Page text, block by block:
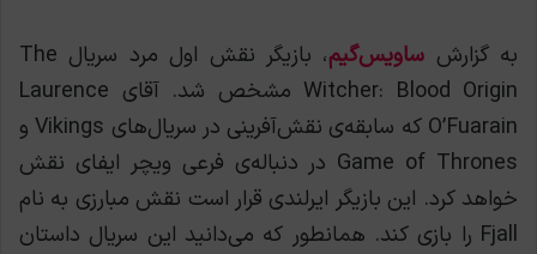
به گزارش ساویس‌گیم
، بازیگر نقش اول مرد سریال The
Witcher: Blood Origin مشخص شد. آقای Laurence
O’Fuarain که سابقه‌ی نقش‌آفرینی در سریال‌های Vikings و
Game of Thrones در دنباله‌ی فرعی ویچر ایفای نقش‌
خواهد کرد. این بازیگر ایرلندی قرار است نقش مبارزی به نام
Fjall را بازی کند. همانطور که می‌دانید این سریال داستان